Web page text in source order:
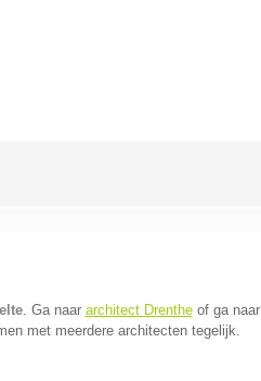
. Ga naar architect Drentheof ga naar
met meerdere architecten tegelijk.